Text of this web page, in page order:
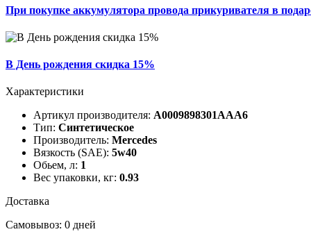
При покупке аккумулятора провода прикуривателя в
В День рождения скидка 15%
Характеристики
Артикул производителя: A0009898301AAA6
Тип: Cинтетическое
Производитель: Mercedes
Вязкость (SAE): 5w40
Обьем, л: 1
Вес упаковки, кг: 0.93
Доставка
Самовывоз: 0 дней